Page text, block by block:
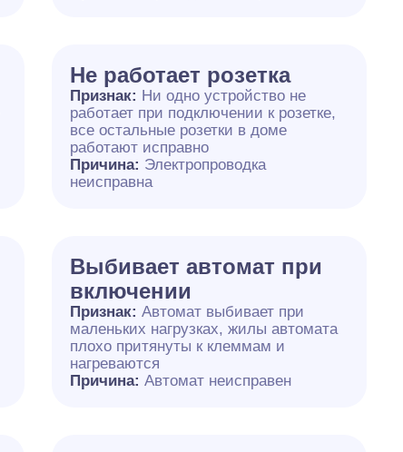
Не работает розетка
Признак: Ни одно устройство не
работает при подключении к розетке,
все остальные розетки в доме
работают исправно
Причина: Электропроводка
неисправна
Выбивает автомат при
включении
Признак: Автомат выбивает при
маленьких нагрузках, жилы автомата
плохо притянуты к клеммам и
нагреваются
Причина: Автомат неисправен